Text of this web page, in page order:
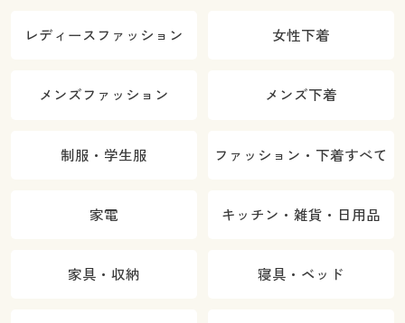
レディースファッション 女性下着
メンズファッション メンズ下着
制服・学生服 ファッション・下着すべて
家電 キッチン・雑貨・日用品
家具・収納 寝具・ベッド